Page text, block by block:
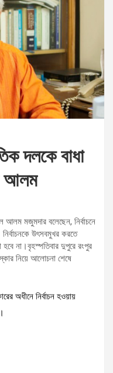
দলকে বাধা
আলম
আলম মজুমদার বলেছেন, নির্বাচনে
উৎসবমুখর করতে
না।বৃহস্পতিবার দুপুরে রংপুর
নিয়ে আলোচনা শেষে
অধীনে নির্বাচন হওয়ায়